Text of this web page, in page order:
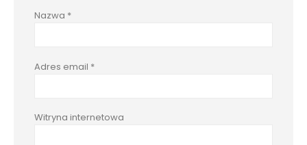
Nazwa *
Adres email *
Witryna internetowa